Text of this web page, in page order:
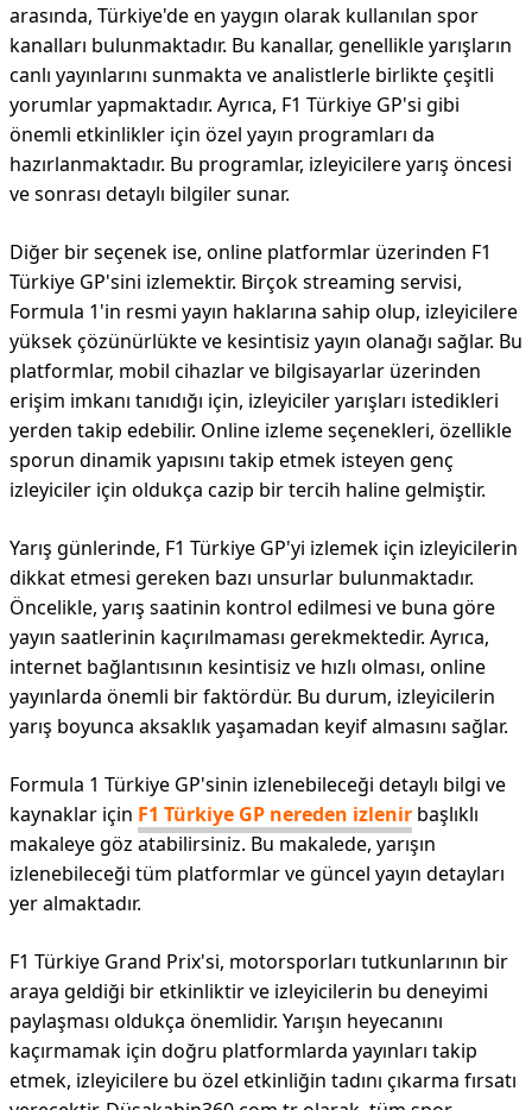
arasında, Türkiye'de en yaygın olarak kullanılan spor
kanalları bulunmaktadır. Bu kanallar, genellikle yarışların
canlı yayınlarını sunmakta ve analistlerle birlikte çeşitli
yorumlar yapmaktadır. Ayrıca, F1 Türkiye GP'si gibi
önemli etkinlikler için özel yayın programları da
hazırlanmaktadır. Bu programlar, izleyicilere yarış öncesi
ve sonrası detaylı bilgiler sunar.
Diğer bir seçenek ise, online platformlar üzerinden F1
Türkiye GP'sini izlemektir. Birçok streaming servisi,
Formula 1'in resmi yayın haklarına sahip olup, izleyicilere
yüksek çözünürlükte ve kesintisiz yayın olanağı sağlar. Bu
platformlar, mobil cihazlar ve bilgisayarlar üzerinden
erişim imkanı tanıdığı için, izleyiciler yarışları istedikleri
yerden takip edebilir. Online izleme seçenekleri, özellikle
sporun dinamik yapısını takip etmek isteyen genç
izleyiciler için oldukça cazip bir tercih haline gelmiştir.
Yarış günlerinde, F1 Türkiye GP'yi izlemek için izleyicilerin
dikkat etmesi gereken bazı unsurlar bulunmaktadır.
Öncelikle, yarış saatinin kontrol edilmesi ve buna göre
yayın saatlerinin kaçırılmaması gerekmektedir. Ayrıca,
internet bağlantısının kesintisiz ve hızlı olması, online
yayınlarda önemli bir faktördür. Bu durum, izleyicilerin
yarış boyunca aksaklık yaşamadan keyif almasını sağlar.
Formula 1 Türkiye GP'sinin izlenebileceği detaylı bilgi ve
kaynaklar için F1 Türkiye GP nereden izlenir başlıklı
makaleye göz atabilirsiniz. Bu makalede, yarışın
izlenebileceği tüm platformlar ve güncel yayın detayları
yer almaktadır.
F1 Türkiye Grand Prix'si, motorsporları tutkunlarının bir
araya geldiği bir etkinliktir ve izleyicilerin bu deneyimi
paylaşması oldukça önemlidir. Yarışın heyecanını
kaçırmamak için doğru platformlarda yayınları takip
etmek, izleyicilere bu özel etkinliğin tadını çıkarma fırsatı